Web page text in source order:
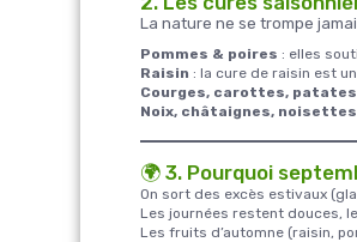
La nature ne se trompe
Pommes & poires : elles
Raisin : la cure de raisin est
Courges, carottes,
Noix, châtaignes, noisettes
🌍 3. Pourquoi
On sort des excès estivaux
Les journées restent douces,
Les fruits d’automne (raisin,